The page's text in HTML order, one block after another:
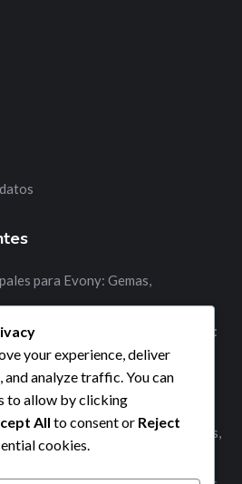
para Evony: Gemas,
códigos de regalo de Evony:
en Evony: gemas, aceleradores,
por usuarios para Evony: gemas,
your experience, deliver
analyze traffic. You can
to allow by clicking
All to consent or Reject
cookies.